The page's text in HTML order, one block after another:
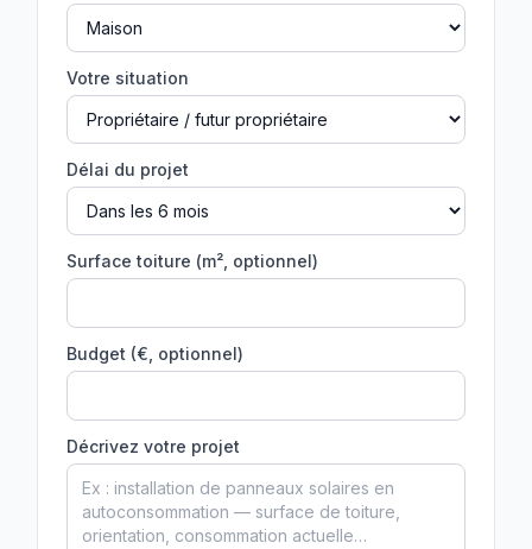
Votre situation
Délai du projet
Surface toiture (m², optionnel)
Budget (€, optionnel)
Décrivez votre projet